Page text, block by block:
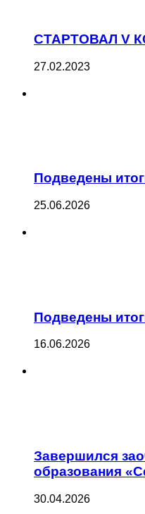
СТАРТОВАЛ V
27.02.2023
Подведены
25.06.2026
Подведены
16.06.2026
Завершился
образования
30.04.2026